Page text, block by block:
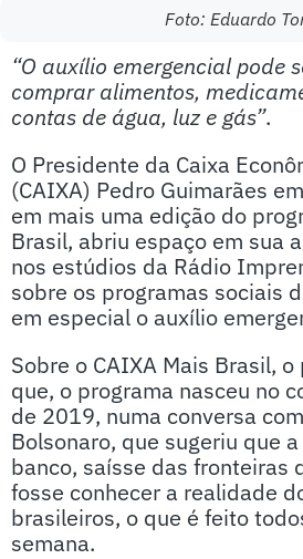
Foto: Eduardo
“O auxílio emergencial pode
comprar alimentos,
contas de água, luz e gás”.
O Presidente da Caixa
(CAIXA) Pedro Guimarães
em mais uma edição do
Brasil, abriu espaço em sua
nos estúdios da Rádio
sobre os programas sociais
em especial o auxílio
Sobre o CAIXA Mais Brasil,
que, o programa nasceu no
de 2019, numa conversa
Bolsonaro, que sugeriu que
banco, saísse das fronteiras
fosse conhecer a realidade
brasileiros, o que é feito
semana.